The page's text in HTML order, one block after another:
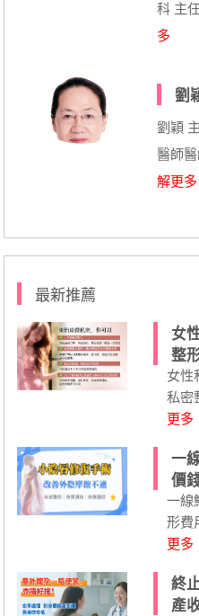
科 主
多
劉
劉穎
醫師
解更多
最新推薦
女
整
女性
私密
更多
一
價
一線
形費
更多
終
產